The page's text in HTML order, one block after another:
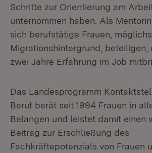
Schritte zur Orientierung am
unternommen haben. Als
sich berufstätige Frauen,
Migrationshintergrund, beteiligen,
zwei Jahre Erfahrung im Job
Das Landesprogramm
Beruf berät seit 1994 Frauen in
Belangen und leistet damit einen
Beitrag zur Erschließung des
Fachkräftepotenzials von Frauen